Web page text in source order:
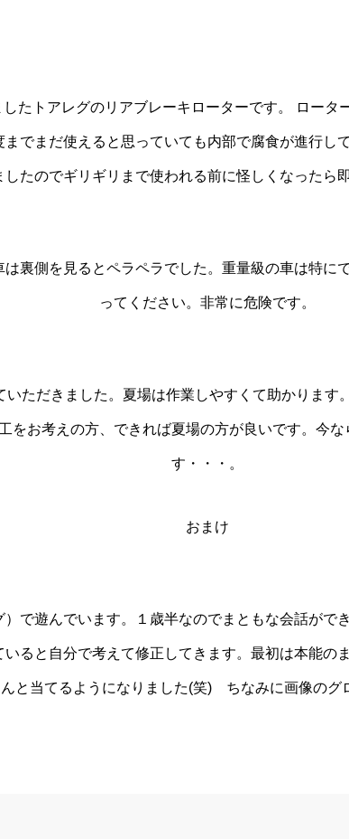
たトアレグのリアブレーキローターです。 ロータ
でまだ使えると思っていても内部で腐食が進行し
したのでギリギリまで使われる前に怪しくなったら
裏側を見るとペラペラでした。重量級の車は特に
ってください。非常に危険です。
いただきました。夏場は作業しやすくて助かります
をお考えの方、できれば夏場の方が良いです。今
す・・・。
おまけ
で遊んでいます。１歳半なのでまともな会話がで
ると自分で考えて修正してきます。最初は本能の
と当てるようになりました(笑) ちなみに画像のグ